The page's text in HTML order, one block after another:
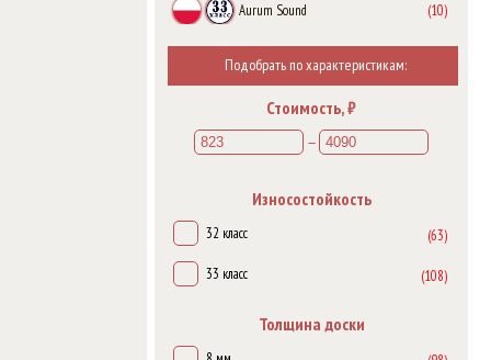
Aurum Sound (10)
Aurum Volo Aqua Zero
Ferrum Sigma (5)
(7)
Подобрать по характеристикам:
Стоимость, ₽
—
Износостойкость
32 класс (63)
33 класс (108)
Толщина доски